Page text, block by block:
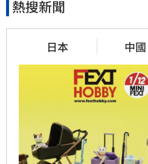
熱搜新聞
日本 中國